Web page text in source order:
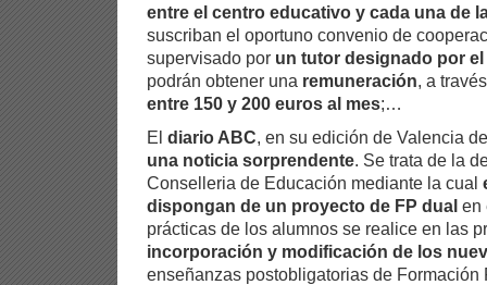
entre el centro educativo y cada una de
suscriban el oportuno convenio de
supervisado por un tutor designado por
podrán obtener una remuneración, a
entre 150 y 200 euros al mes;…
El diario ABC, en su edición de Valencia
una noticia sorprendente. Se trata de la
Conselleria de Educación mediante la cual
dispongan de un proyecto de FP dual en
prácticas de los alumnos se realice en las
incorporación y modificación de los
enseñanzas postobligatorias de Formación